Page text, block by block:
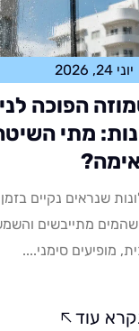
יוני 24, 2026
הפוכה
מתי
שנראים נקיים
מתייבשים
מופיעים סימני....
עוד